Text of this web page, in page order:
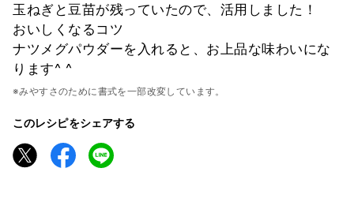
玉ねぎと豆苗が残っていたので、活用しました！
おいしくなるコツ
ナツメグパウダーを入れると、お上品な味わいにな
ります^ ^
※みやすさのために書式を一部改変しています。
このレシピをシェアする